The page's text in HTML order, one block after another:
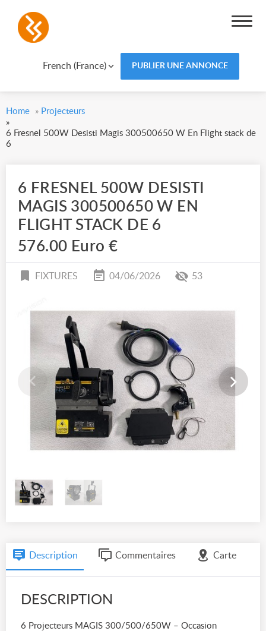
French (France) PUBLIER UNE ANNONCE
Home » Projecteurs
»
6 Fresnel 500W Desisti Magis 300500650 W En Flight stack de
6
6 FRESNEL 500W DESISTI
MAGIS 300500650 W EN
FLIGHT STACK DE 6
576.00 Euro €
FIXTURES 04/06/2026 53
Description Commentaires Carte
DESCRIPTION
6 Projecteurs MAGIS 300/500/650W – Occasion